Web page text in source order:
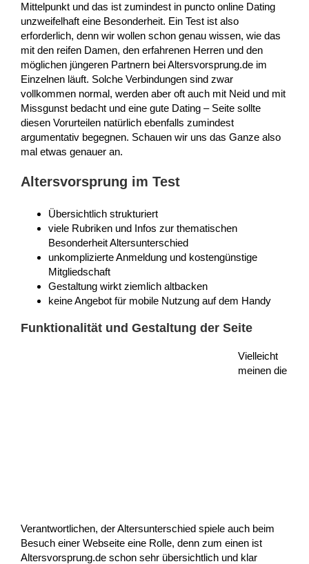
Mittelpunkt und das ist zumindest in puncto online Dating
unzweifelhaft eine Besonderheit. Ein Test ist also
erforderlich, denn wir wollen schon genau wissen, wie das
mit den reifen Damen, den erfahrenen Herren und den
möglichen jüngeren Partnern bei Altersvorsprung.de im
Einzelnen läuft. Solche Verbindungen sind zwar
vollkommen normal, werden aber oft auch mit Neid und mit
Missgunst bedacht und eine gute Dating – Seite sollte
diesen Vorurteilen natürlich ebenfalls zumindest
argumentativ begegnen. Schauen wir uns das Ganze also
mal etwas genauer an.
Altersvorsprung im Test
Übersichtlich strukturiert
viele Rubriken und Infos zur thematischen
Besonderheit Altersunterschied
unkomplizierte Anmeldung und kostengünstige
Mitgliedschaft
Gestaltung wirkt ziemlich altbacken
keine Angebot für mobile Nutzung auf dem Handy
Funktionalität und Gestaltung der Seite
Vielleicht
meinen die
Verantwortlichen, der Altersunterschied spiele auch beim
Besuch einer Webseite eine Rolle, denn zum einen ist
Altersvorsprung.de schon sehr übersichtlich und klar